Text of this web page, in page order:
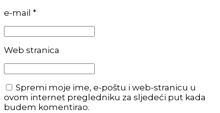
e-mail *
Web stranica
Spremi moje ime, e-poštu i web-stranicu u
ovom internet pregledniku za sljedeći put kada
budem komentirao.